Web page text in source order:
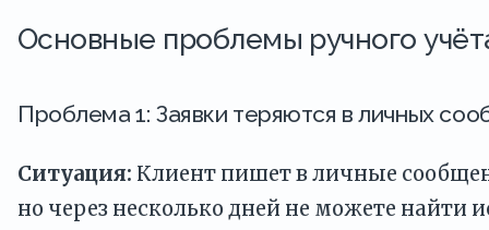
Основные проблемы ручного
Проблема 1: Заявки теряются в личных
Ситуация: Клиент пишет в личные
но через несколько дней не можете найти